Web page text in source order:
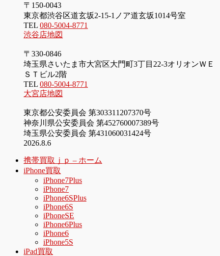
〒150-0043
東京都渋谷区道玄坂2-15-1ノア道玄坂1014号室
TEL 080-5004-8771
渋谷店地図
〒330-0846
埼玉県さいたま市大宮区大門町3丁目22-3オリオンＷＥ
ＳＴビル2階
TEL 080-5004-8771
大宮店地図
東京都公安委員会 第303311207370号
神奈川県公安委員会 第452760007389号
埼玉県公安委員会 第431060031424号
2026.8.6
携帯買取ｊｐ – ホーム
iPhone買取
iPhone7Plus
iPhone7
iPhone6SPlus
iPhone6S
iPhoneSE
iPhone6Plus
iPhone6
iPhone5S
iPad買取